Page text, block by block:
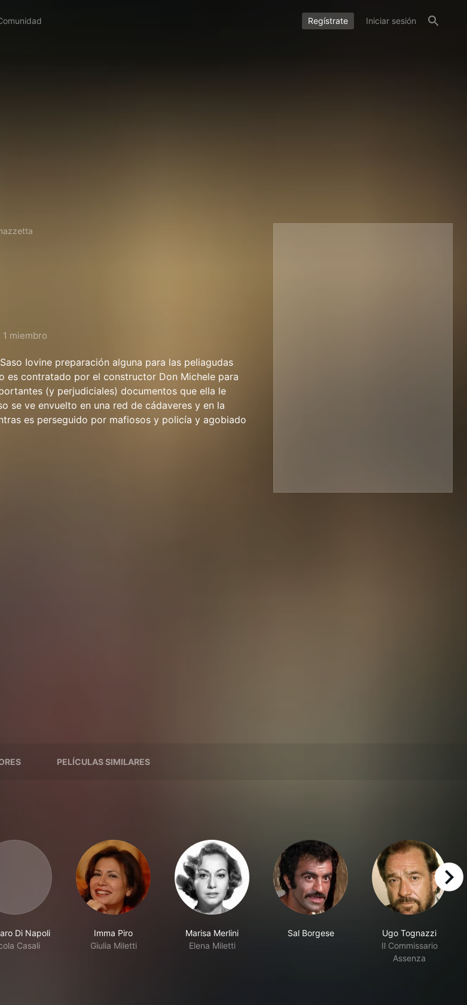
Regístrate Iniciar sesión
1 miembro
Iovine preparación alguna para las peliagudas
es contratado por el constructor Don Michele para
(y perjudiciales) documentos que ella le
se ve envuelto en una red de cádaveres y en la
es perseguido por mafiosos y policía y agobiado
PELÍCULAS SIMILARES
Di Napoli
Casali
Imma Piro
Giulia Miletti
Marisa Merlini
Elena Miletti
Sal Borgese
Ugo Tognazzi
Il Commissario
Assenza
right